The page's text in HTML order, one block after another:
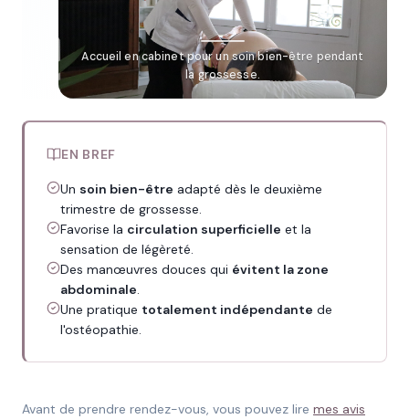
Accueil en cabinet pour un soin bien-être pendant
la grossesse.
EN BREF
Un soin bien-être adapté dès le deuxième
trimestre de grossesse.
Favorise la circulation superficielle et la
sensation de légèreté.
Des manœuvres douces qui évitent la zone
abdominale.
Une pratique totalement indépendante de
l'ostéopathie.
Avant de prendre rendez-vous, vous pouvez lire mes avis